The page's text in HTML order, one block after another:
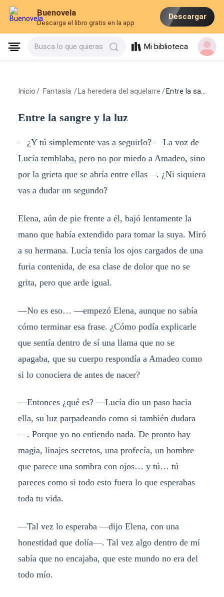
Buenovela
Descarga el libro gratis en la app
Descargar
Busca lo que quieras Mi biblioteca
Inicio / Fantasía / La heredera del aquelarre / Entre la sangre y la luz
Entre la sangre y la luz
—¿Y tú simplemente vas a seguirlo? —La voz de
Lucía temblaba, pero no por miedo a Amadeo, sino
por la grieta que se abría entre ellas—. ¿Ni siquiera
vas a dudar un segundo?
Elena, aún de pie frente a él, bajó lentamente la
mano que había extendido para tomar la suya. Miró
a su hermana. Lucía tenía los ojos cargados de una
furia contenida, de esa clase de dolor que no se
grita, pero que arde igual.
—No es eso… —empezó Elena, aunque no sabía
cómo terminar esa frase. ¿Cómo podía explicarle
que sentía dentro de sí una llama que no se
apagaba, que su cuerpo respondía a Amadeo como
si lo conociera de antes de nacer?
—Entonces ¿qué es? —Lucía dio un paso hacia
ella, su luz parpadeando como si también dudara
—. Porque yo no entiendo nada. De pronto hay
magia, linajes secretos, una profecía, un hombre
que parece una sombra con ojos… y tú… tú
pareces como si todo esto fuera lo que esperabas
toda tu vida.
—Tal vez lo esperaba —dijo Elena, con una
honestidad que dolía—. Tal vez algo dentro de mí
sabía que no encajaba, que este mundo no era del
todo mío.